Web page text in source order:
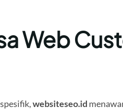
Web
websiteseo.id